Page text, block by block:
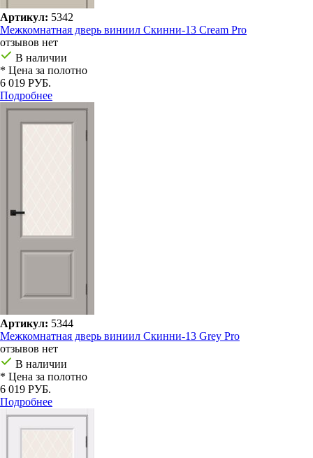
Артикул: 5342
Межкомнатная дверь виниил Скинни-13 Cream Pro
отзывов нет
В наличии
* Цена за полотно
6 019 РУБ.
Подробнее
Артикул: 5344
Межкомнатная дверь виниил Скинни-13 Grey Pro
отзывов нет
В наличии
* Цена за полотно
6 019 РУБ.
Подробнее